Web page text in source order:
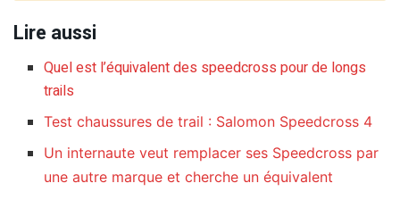
Lire aussi
Quel est l’équivalent des speedcross pour de longs
trails
Test chaussures de trail : Salomon Speedcross 4
Un internaute veut remplacer ses Speedcross par
une autre marque et cherche un équivalent